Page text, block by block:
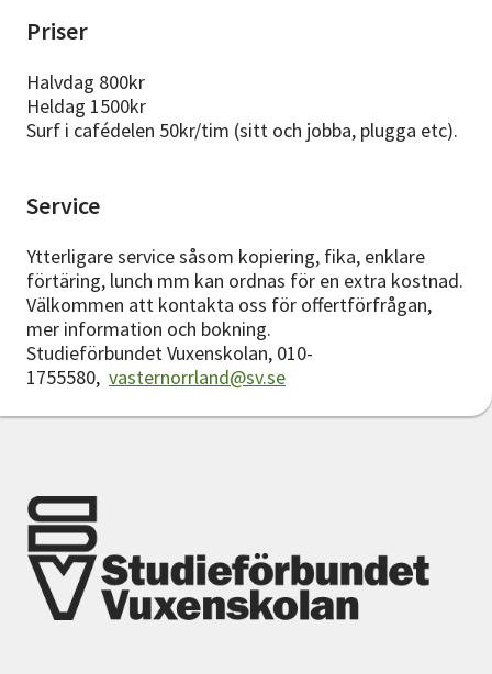
Priser
Halvdag 800kr
Heldag 1500kr
Surf i cafédelen 50kr/tim (sitt och jobba, plugga etc).
Service
Ytterligare service såsom kopiering, fika, enklare
förtäring, lunch mm kan ordnas för en extra kostnad.
Välkommen att kontakta oss för offertförfrågan,
mer information och bokning.
Studieförbundet Vuxenskolan, 010-
1755580, vasternorrland@sv.se